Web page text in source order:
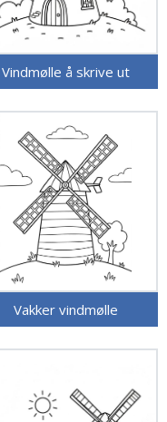
Vindmølle å skrive ut
Vakker vindmølle